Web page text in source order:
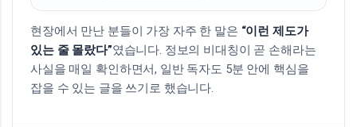
현장에서 만난 분들이 가장 자주 한 말은 “이런 제도가
있는 줄 몰랐다”였습니다. 정보의 비대칭이 곧 손해라는
사실을 매일 확인하면서, 일반 독자도 5분 안에 핵심을
잡을 수 있는 글을 쓰기로 했습니다.